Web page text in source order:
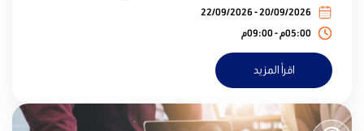
20/09/2026 - 22/09/2026
05:00م - 09:00م
اقرأ المزيد